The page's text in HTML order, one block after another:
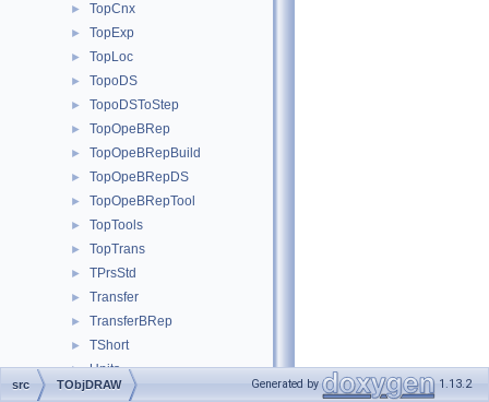
► TopCnx
► TopExp
► TopLoc
► TopoDS
► TopoDSToStep
► TopOpeBRep
► TopOpeBRepBuild
► TopOpeBRepDS
► TopOpeBRepTool
► TopTools
► TopTrans
► TPrsStd
► Transfer
► TransferBRep
► TShort
► Units
► UnitsAPI
src TObjDRAW Generated by 1.13.2